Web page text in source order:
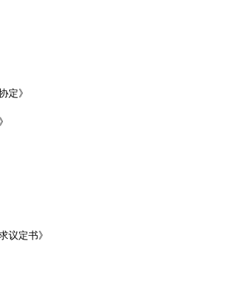
定》
议定书》